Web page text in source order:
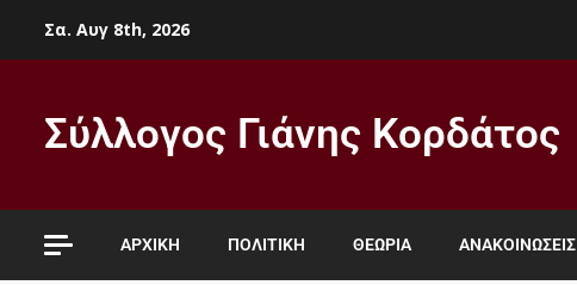
Σα. Αυγ 8th, 2026
Σύλλογος Γιάνης Κορδάτος
ΑΡΧΙΚΉ ΠΟΛΙΤΙΚΉ ΘΕΩΡΊΑ ΑΝΑΚΟΙΝΏΣΕΙΣ